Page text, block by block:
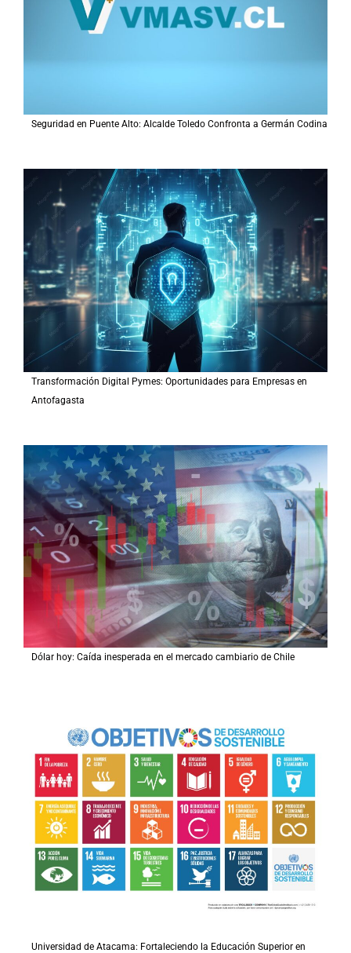
Seguridad en Puente Alto: Alcalde Toledo Confronta a Germán Codina
Transformación Digital Pymes: Oportunidades para Empresas en
Antofagasta
Dólar hoy: Caída inesperada en el mercado cambiario de Chile
Universidad de Atacama: Fortaleciendo la Educación Superior en